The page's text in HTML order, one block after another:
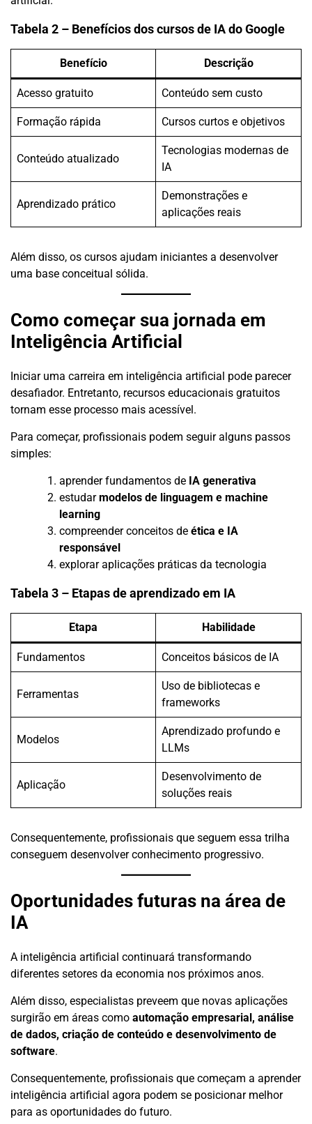
Tabela 2 – Benefícios dos cursos de IA do Google
Benefício Descrição
Acesso gratuito Conteúdo sem custo
Formação rápida Cursos curtos e objetivos
Conteúdo atualizado
Tecnologias modernas de
IA
Aprendizado prático
Demonstrações e
aplicações reais
Além disso, os cursos ajudam iniciantes a desenvolver
uma base conceitual sólida.
Como começar sua jornada em
Inteligência Artificial
Iniciar uma carreira em inteligência artificial pode parecer
desafiador. Entretanto, recursos educacionais gratuitos
tornam esse processo mais acessível.
Para começar, profissionais podem seguir alguns passos
simples:
aprender fundamentos de IA generativa
estudarmodelos de linguagem e machine
learning
compreender conceitos de ética e IA
responsável
explorar aplicações práticas da tecnologia
Tabela 3 – Etapas de aprendizado em IA
Etapa Habilidade
Fundamentos Conceitos básicos de IA
Ferramentas
Uso de bibliotecas e
frameworks
Modelos
Aprendizado profundo e
LLMs
Aplicação
Desenvolvimento de
soluções reais
Consequentemente, profissionais que seguem essa trilha
conseguem desenvolver conhecimento progressivo.
Oportunidades futuras na área de
IA
A inteligência artificial continuará transformando
diferentes setores da economia nos próximos anos.
Além disso, especialistas preveem que novas aplicações
surgirão em áreas como automação empresarial, análise
de dados, criação de conteúdo e desenvolvimento de
software.
Consequentemente, profissionais que começam a aprender
inteligência artificial agora podem se posicionar melhor
para as oportunidades do futuro.